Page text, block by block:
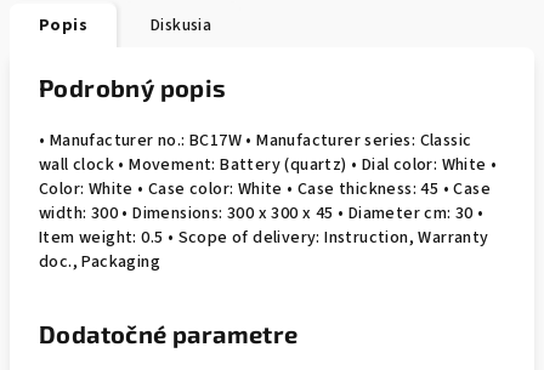
Popis Diskusia
Podrobný popis
• Manufacturer no.: BC17W • Manufacturer series: Classic
wall clock • Movement: Battery (quartz) • Dial color: White •
Color: White • Case color: White • Case thickness: 45 • Case
width: 300 • Dimensions: 300 x 300 x 45 • Diameter cm: 30 •
Item weight: 0.5 • Scope of delivery: Instruction, Warranty
doc., Packaging
Dodatočné parametre